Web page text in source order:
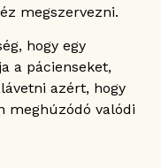
megszervezni.
hogy egy
a pácienseket,
azért, hogy
meghúzódó valódi